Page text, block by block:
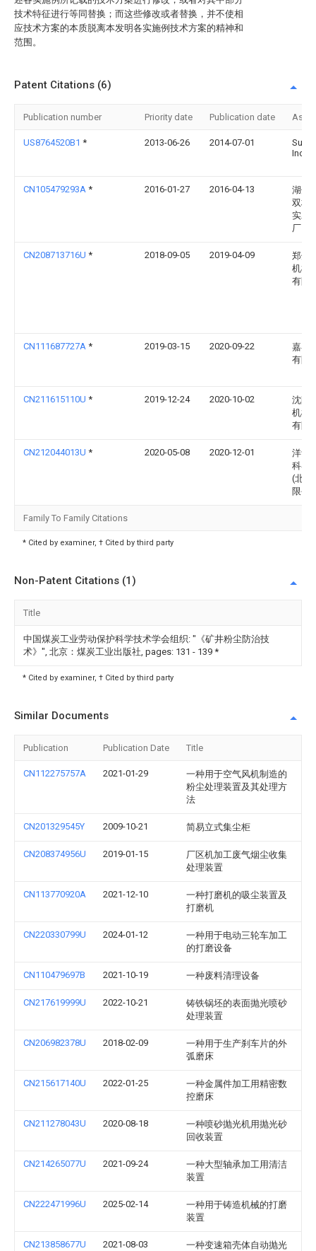
技术特征进行等同替换；而这些修改或者替换，并不使相
应技术方案的本质脱离本发明各实施例技术方案的精神和
范围。
Patent Citations (6)
Publication number Priority date Publication date
US8764520B1 * 2013-06-26 2014-07-01
Inc.
CN105479293A * 2016-01-27 2016-04-13
湖州
双林
实木
厂
CN208713716U * 2018-09-05 2019-04-09
郑州
机械
有限
CN111687727A * 2019-03-15 2020-09-22
嘉睿
有限
CN211615110U * 2019-12-24 2020-10-02
沈阳
机械
有限
CN212044013U * 2020-05-08 2020-12-01
洋紫
科器
(北京
限公
Family To Family Citations
* Cited by examiner, † Cited by third party
Non-Patent Citations (1)
Title
中国煤炭工业劳动保护科学技术学会组织: "《矿井粉尘防治技
术》", 北京：煤炭工业出版社, pages: 131 - 139 *
* Cited by examiner, † Cited by third party
Similar Documents
Publication Publication Date Title
CN112275757A 2021-01-29
一种用于空气风机制造的
粉尘处理装置及其处理方
法
CN201329545Y 2009-10-21 简易立式集尘柜
CN208374956U 2019-01-15
厂区机加工废气烟尘收集
处理装置
CN113770920A 2021-12-10
一种打磨机的吸尘装置及
打磨机
CN220330799U 2024-01-12
一种用于电动三轮车加工
的打磨设备
CN110479697B 2021-10-19 一种废料清理设备
CN217619999U 2022-10-21
铸铁锅坯的表面抛光喷砂
处理装置
CN206982378U 2018-02-09
一种用于生产刹车片的外
弧磨床
CN215617140U 2022-01-25
一种金属件加工用精密数
控磨床
CN211278043U 2020-08-18
一种喷砂抛光机用抛光砂
回收装置
CN214265077U 2021-09-24
一种大型轴承加工用清洁
装置
CN222471996U 2025-02-14
一种用于铸造机械的打磨
装置
CN213858677U 2021-08-03
一种变速箱壳体自动抛光